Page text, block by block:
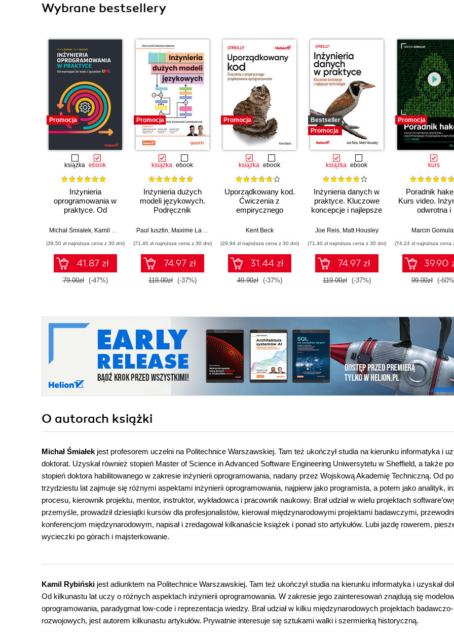
Wybrane bestsellery
Promocja
książka ebook
Inżynieria
oprogramowania w
praktyce. Od
językiem UML
Michał Śmiałek, Kamil Rybiński
(39,50 zł najniższa cena z 30 dni)
41.87 zł
79.00zł (-47%)
Promocja
książka ebook
Inżynieria dużych
modeli językowych.
Podręcznik
trenowania i
Paul Iusztin, Maxime Labonne Julien Chaumond (Foreword) Hamza Tahir (Foreword)
(71,40 zł najniższa cena z 30 dni)
74.97 zł
119.00zł (-37%)
Promocja
książka ebook
Uporządkowany kod.
Ćwiczenia z
empirycznego
oprogramowania
Kent Beck
(29,94 zł najniższa cena z 30 dni)
31.44 zł
49.90zł (-37%)
Bestseller
Promocja
książka ebook
Inżynieria danych w
praktyce. Kluczowe
koncepcje i najlepsze
Joe Reis, Matt Housley
(71,40 zł najniższa cena z 30 dni)
74.97 zł
119.00zł (-37%)
Promocja
kurs
Poradnik
Kurs video.
odwrotna i
programów
Marcin
(74,24 zł najniższa cena
39.90
99.00zł (-
O autorach książki
Michał Śmiałek jest profesorem uczelni na Politechnice Warszawskiej. Tam też ukończył studia na kierunku informatyka i
doktorat. Uzyskał również stopień Master of Science in Advanced Software Engineering Uniwersytetu w Sheffield, a także
stopień doktora habilitowanego w zakresie inżynierii oprogramowania, nadany przez Wojskową Akademię Techniczną. Od
trzydziestu lat zajmuje się różnymi aspektami inżynierii oprogramowania, najpierw jako programista, a potem jako analityk,
procesu, kierownik projektu, mentor, instruktor, wykładowca i pracownik naukowy. Brał udział w wielu projektach
przemyśle, prowadził dziesiątki kursów dla profesjonalistów, kierował międzynarodowymi projektami badawczymi,
konferencjom międzynarodowym, napisał i zredagował kilkanaście książek i ponad sto artykułów. Lubi jazdę rowerem,
wycieczki po górach i majsterkowanie.
Kamil Rybiński jest adiunktem na Politechnice Warszawskiej. Tam też ukończył studia na kierunku informatyka i uzyskał
Od kilkunastu lat uczy o różnych aspektach inżynierii oprogramowania. W zakresie jego zainteresowań znajdują się
oprogramowania, paradygmat low-code i reprezentacja wiedzy. Brał udział w kilku międzynarodowych projektach badawczo-
rozwojowych, jest autorem kilkunastu artykułów. Prywatnie interesuje się sztukami walki i szermierką historyczną.